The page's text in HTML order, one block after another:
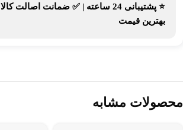
⭐ پشتیبانی 24 ساعته | ✅ ضمانت اصالت کالا
بهترین قیمت
محصولات مشابه